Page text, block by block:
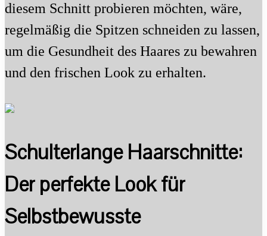
diesem Schnitt probieren möchten, wäre,
regelmäßig die Spitzen schneiden zu lassen,
um die Gesundheit des Haares zu bewahren
und den frischen Look zu erhalten.
Schulterlange Haarschnitte:
Der perfekte Look für
Selbstbewusste